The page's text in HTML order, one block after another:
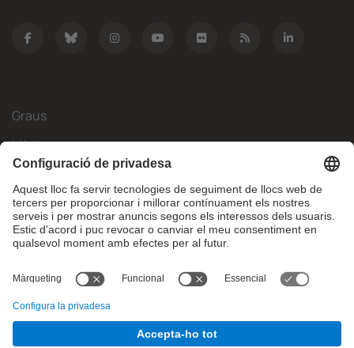
Graus
Màsters
Mobilitat Internacional
Recerca
Empresa
Què necessites?